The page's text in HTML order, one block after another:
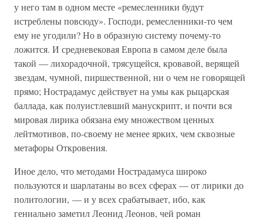
у него там в одном месте «ремесленники будут
истреблены повсюду». Господи, ремесленники-то чем
ему не угодили? Но в образную систему почему-то
ложится. И средневековая Европа в самом деле была
такой — лихорадочной, трясущейся, кровавой, верящей
звездам, чумной, пиршественной, ни о чем не говорящей
прямо; Нострадамус действует на умы как рыцарская
баллада, как полуистлевший манускрипт, и почти вся
мировая лирика обязана ему множеством ценных
лейтмотивов, по-своему не менее ярких, чем сквозные
метафоры Откровения.
Иное дело, что методами Нострадамуса широко
пользуются и шарлатаны во всех сферах — от лирики до
политологии, — и у всех срабатывает, ибо, как
гениально заметил Леонид Леонов, чей роман